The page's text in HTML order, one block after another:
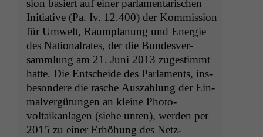
sion basiert auf ein­er par­la­men­tarischen
Ini­tia­tive (Pa. Iv. 12.400) der Kom­mis­sion
für Umwelt, Raum­pla­nung und Energie
des Nation­al­rates, der die Bun­desver­
samm­lung am 21. Juni 2013 zuges­timmt
hat­te. Die Entschei­de des Par­la­ments, ins­
beson­dere die rasche Auszahlung der Ein­
malvergü­tun­gen an kleine Pho­to­
voltaikan­la­gen (siehe unten), wer­den per
2015 zu ein­er Erhöhung des Net­z­